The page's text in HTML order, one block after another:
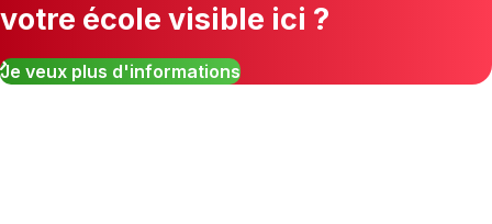
votre école visible ici ?
Je veux plus d'informations